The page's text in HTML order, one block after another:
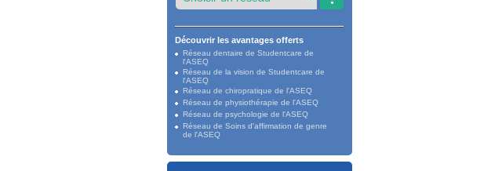
Découvrir les avantages offerts
Réseau dentaire de Studentcare de
l'ASEQ
Réseau de la vision de Studentcare de
l'ASEQ
Réseau de chiropratique de l'ASEQ
Réseau de physiothérapie de l'ASEQ
Réseau de psychologie de l'ASEQ
Réseau de Soins d'affirmation de genre
de l'ASEQ